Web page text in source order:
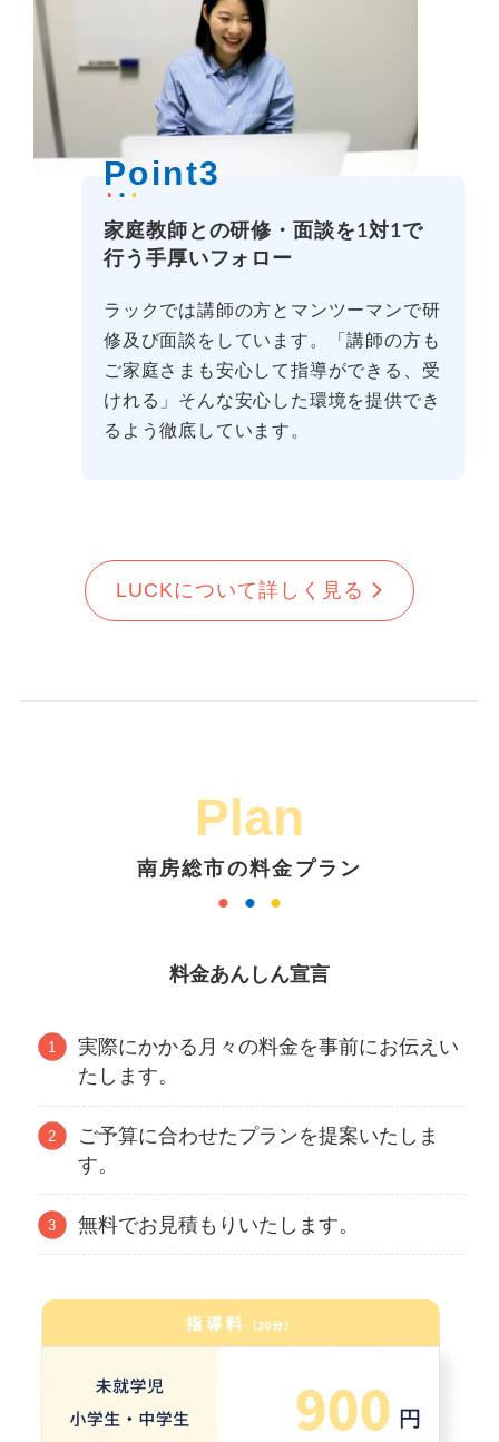
Point3
家庭教師との研修・面談を1対1で
行う手厚いフォロー
ラックでは講師の方とマンツーマンで研
修及び面談をしています。「講師の方も
ご家庭さまも安心して指導ができる、受
けれる」そんな安心した環境を提供でき
るよう徹底しています。
LUCKについて詳しく見る
Plan
南房総市の料金プラン
料金あんしん宣言
実際にかかる月々の料金を事前にお伝えい
たします。
ご予算に合わせたプランを提案いたしま
す。
無料でお見積もりいたします。